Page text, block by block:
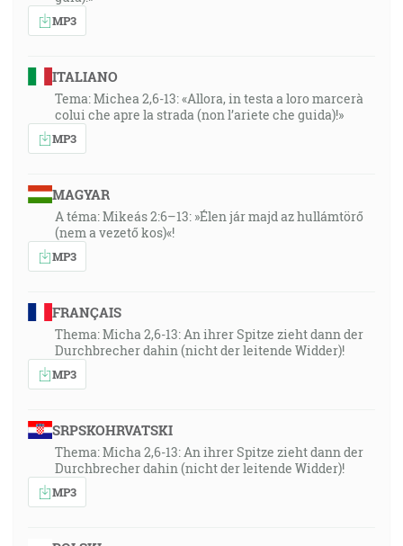
MP3
ITALIANO
Tema: Michea 2,6-13: «Allora, in testa a loro marcerà
colui che apre la strada (non l’ariete che guida)!»
MP3
MAGYAR
A téma: Mikeás 2:6–13: »Élen jár majd az hullámtörő
(nem a vezető kos)«!
MP3
FRANÇAIS
Thema: Micha 2,6-13: An ihrer Spitze zieht dann der
Durchbrecher dahin (nicht der leitende Widder)!
MP3
SRPSKOHRVATSKI
Thema: Micha 2,6-13: An ihrer Spitze zieht dann der
Durchbrecher dahin (nicht der leitende Widder)!
MP3